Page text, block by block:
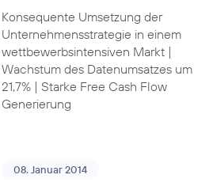
Konsequente Umsetzung der
Unternehmensstrategie in einem
wettbewerbsintensiven Markt |
Wachstum des Datenumsatzes um
21,7% | Starke Free Cash Flow
Generierung
08. Januar 2014